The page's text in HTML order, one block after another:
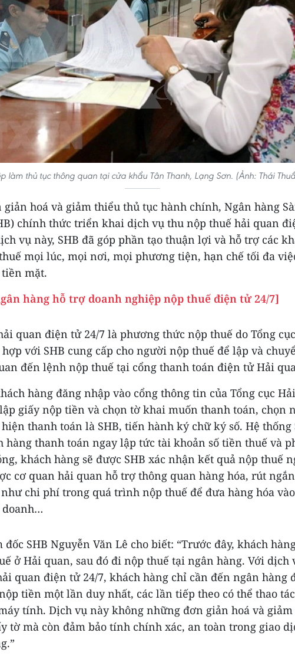
làm thủ tục thông quan tại cửa khẩu Tân Thanh, Lạng Sơn. (Ảnh: Thái
giản hoá và giảm thiểu thủ tục hành chính, Ngân hàng
chính thức triển khai dịch vụ thu nộp thuế hải quan
vụ này, SHB đã góp phần tạo thuận lợi và hỗ trợ các
mọi lúc, mọi nơi, mọi phương tiện, hạn chế tối đa
mặt.
hàng hỗ trợ doanh nghiệp nộp thuế điện tử 24/7]
quan điện tử 24/7 là phương thức nộp thuế do Tổng
với SHB cung cấp cho người nộp thuế để lập và
đến lệnh nộp thuế tại cổng thanh toán điện tử Hải
hàng đăng nhập vào cổng thông tin của Tổng cục
giấy nộp tiền và chọn tờ khai muốn thanh toán, chọn
thanh toán là SHB, tiến hành ký chữ ký số. Hệ thống
hàng thanh toán ngay lập tức tài khoản số tiền thuế và
khách hàng sẽ được SHB xác nhận kết quả nộp thuế
cơ quan hải quan hỗ trợ thông quan hàng hóa, rút
chi phí trong quá trình nộp thuế để đưa hàng hóa
đốc SHB Nguyễn Văn Lê cho biết: “Trước đây, khách
ở Hải quan, sau đó đi nộp thuế tại ngân hàng. Với dịch
quan điện tử 24/7, khách hàng chỉ cần đến ngân hàng
tiền một lần duy nhất, các lần tiếp theo có thể thao
tính. Dịch vụ này không những đơn giản hoá và
tờ mà còn đảm bảo tính chính xác, an toàn trong giao